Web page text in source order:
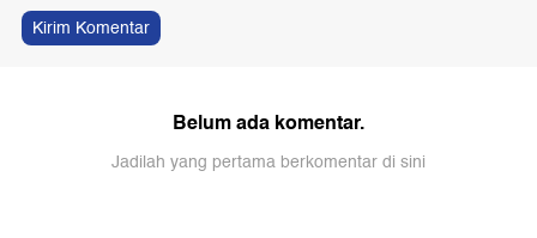
Kirim Komentar
Belum ada komentar.
Jadilah yang pertama berkomentar di sini